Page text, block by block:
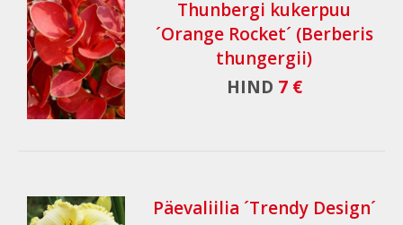
Thunbergi kukerpuu
´Orange Rocket´ (Berberis
thungergii)
HIND 7 €
Päevaliilia ´Trendy Design´